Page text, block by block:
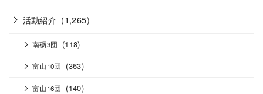
活動紹介 (1,265)
南砺3団 (118)
富山10団 (363)
富山16団 (140)